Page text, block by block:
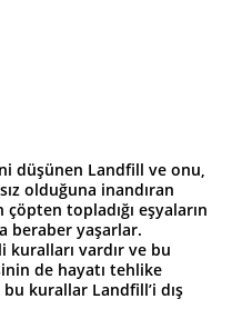
düşünen Landfill ve onu,
olduğuna inandıran
çöpten topladığı eşyaların
beraber yaşarlar.
kuralları vardır ve bu
de hayatı tehlike
kurallar Landfill’i dış